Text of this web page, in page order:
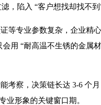
，陷入 “客户想找却找不到
等专业参数复杂，企业精
用 “耐高温不生锈的金属
考察，决策链长达 3-6 个月
业形象的关键窗口期。